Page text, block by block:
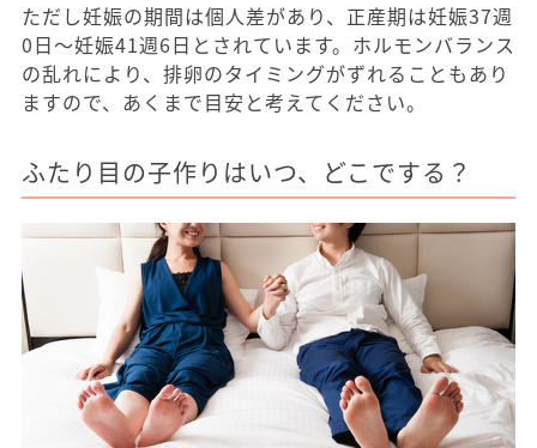
ただし妊娠の期間は個人差があり、正産期は妊娠37週
0日〜妊娠41週6日とされています。ホルモンバランス
の乱れにより、排卵のタイミングがずれることもあり
ますので、あくまで目安と考えてください。
ふたり目の子作りはいつ、どこでする？